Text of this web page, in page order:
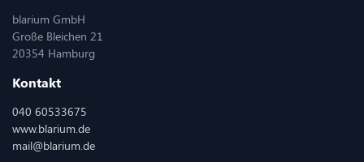
blarium GmbH
Große Bleichen 21
20354 Hamburg
Kontakt
040 60533675
www.blarium.de
mail@blarium.de